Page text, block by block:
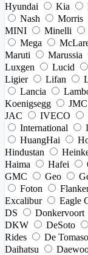
Hyundai
Kia
Nash
Morris
MINI
Minelli
Mega
Maruti
Marussia
Luxgen
Lucid
Ligier
Lifan
Lancia
Koenigsegg
JMC
JAC
IVECO
International
HuangHai
Hindustan
Haima
Hafei
GMC
Geo
Foton
Excalibur
Eagle
DS
Donkervoort
DKW
DeSoto
Rides
De Tomaso
Daihatsu